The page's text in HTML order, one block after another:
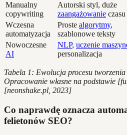
Manualny
copywriting
Autorski styl, duże
zaangażowanie czasu
Wczesna
automatyzacja
Proste algorytmy,
szablonowe teksty
Nowoczesne
AI
NLP, uczenie
personalizacja
Tabela 1: Ewolucja procesu
Opracowanie własne na podstawie
[neonshake.pl, 2023]
Co naprawdę oznacza
felietonów SEO?